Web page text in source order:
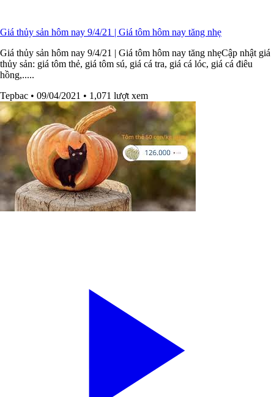
Giá thủy sản hôm nay 9/4/21 | Giá tôm hôm nay tăng nhẹ
Giá thủy sản hôm nay 9/4/21 | Giá tôm hôm nay tăng nhẹCập nhật giá
thủy sản: giá tôm thẻ, giá tôm sú, giá cá tra, giá cá lóc, giá cá điêu
hồng,.....
Tepbac • 09/04/2021 • 1,071 lượt xem